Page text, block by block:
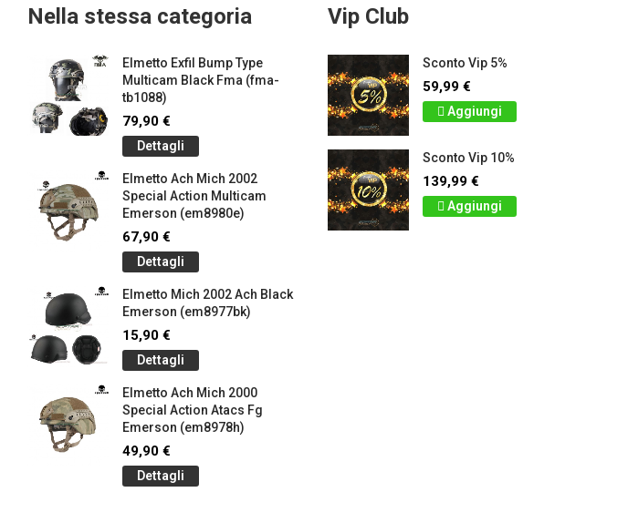
Nella stessa categoria
Elmetto Exfil Bump Type
Multicam Black Fma (fma-
tb1088)
79,90 €
Dettagli
Elmetto Ach Mich 2002
Special Action Multicam
Emerson (em8980e)
67,90 €
Dettagli
Elmetto Mich 2002 Ach Black
Emerson (em8977bk)
15,90 €
Dettagli
Elmetto Ach Mich 2000
Special Action Atacs Fg
Emerson (em8978h)
49,90 €
Dettagli
Vip Club
Sconto Vip 5%
59,99 €
Aggiungi
Sconto Vip 10%
139,99 €
Aggiungi